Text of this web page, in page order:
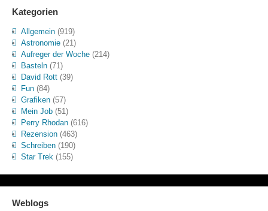
Kategorien
Allgemein(919)
Astronomie(21)
Aufreger der Woche(214)
Basteln(71)
David Rott(39)
Fun(84)
Grafiken(57)
Mein Job(51)
Perry Rhodan(616)
Rezension(463)
Schreiben(190)
Star Trek(155)
Weblogs